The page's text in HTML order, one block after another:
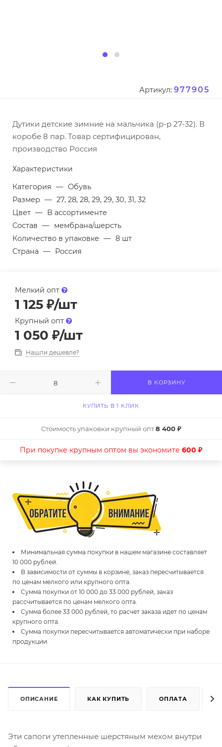
Артикул: 977905
Дутики детские зимние на мальчика (р-р 27-32). В
коробе 8 пар. Товар сертифицирован,
производство Россия
Характеристики
Категория — Обувь
Размер — 27, 28, 28, 29, 29, 30, 31, 32
Цвет — В ассортименте
Состав — мембрана/шерсть
Количество в упаковке — 8 шт
Страна — Россия
Мелкий опт
1 125 ₽/шт
Крупный опт
1 050 ₽/шт
Нашли дешевле?
В КОРЗИНУ
КУПИТЬ В 1 КЛИК
Стоимость упаковки крупный опт8 400 ₽
При покупке крупным оптом вы экономите 600 ₽
Минимальная сумма покупки в нашем магазине составляет
10 000 рублей.
В зависимости от суммы в корзине, заказ пересчитывается
по ценам мелкого или крупного опта.
Сумма покупки от 10 000 до 33 000 рублей, заказ
рассчитывается по ценам мелкого опта.
Сумма более 33 000 рублей, то расчет заказа идет по ценам
крупного опта.
Сумма покупки пересчитывается автоматически при наборе
продукции.
ОПИСАНИЕ КАК КУПИТЬ ОПЛАТА
Эти сапоги утепленные шерстяным мехом внутри